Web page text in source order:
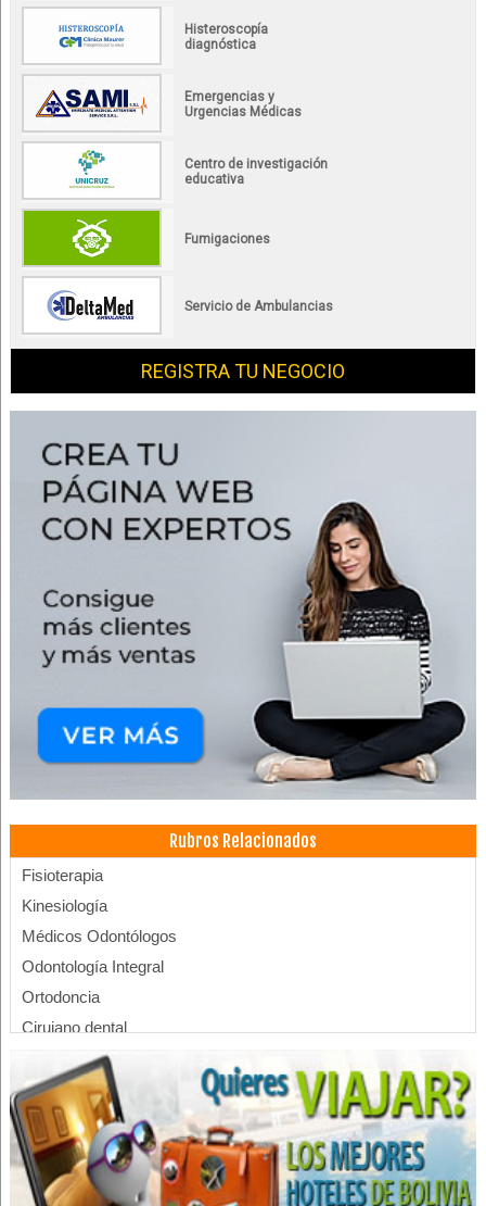
Histeroscopía
diagnóstica
Emergencias y
Urgencias Médicas
Centro de investigación
educativa
Fumigaciones
Servicio de Ambulancias
REGISTRA TU NEGOCIO
Rubros Relacionados
Fisioterapia
Kinesiología
Médicos Odontólogos
Odontología Integral
Ortodoncia
Cirujano dental